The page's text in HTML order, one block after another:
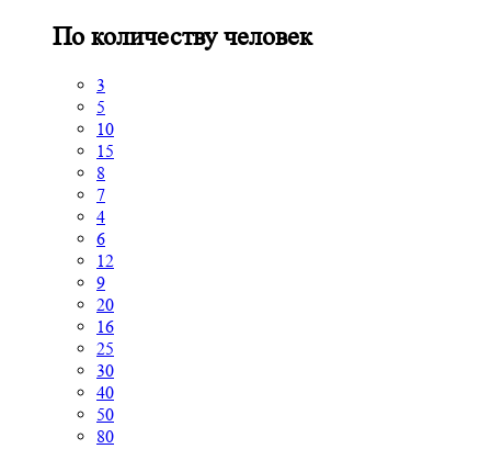
По количеству человек
3
5
10
15
8
7
4
6
12
9
20
16
25
30
40
50
80